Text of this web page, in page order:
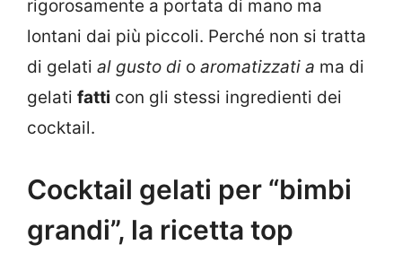
rigorosamente a portata di mano ma
lontani dai più piccoli. Perché non si tratta
di gelati al gusto di o aromatizzati a ma di
gelati fatti con gli stessi ingredienti dei
cocktail.
Cocktail gelati per “bimbi
grandi”, la ricetta top